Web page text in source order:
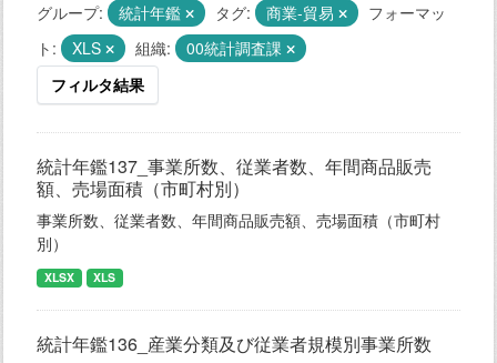
グループ: 統計年鑑 タグ: 商業-貿易
フォーマッ
ト:
XLS 組織:
00統計調査課
フィルタ結果
統計年鑑137_事業所数、従業者数、年間商品販売
額、売場面積（市町村別）
事業所数、従業者数、年間商品販売額、売場面積（市町村
別）
XLSX XLS
統計年鑑136_産業分類及び従業者規模別事業所数